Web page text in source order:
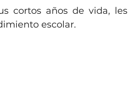
cortos años de vida, les
escolar.